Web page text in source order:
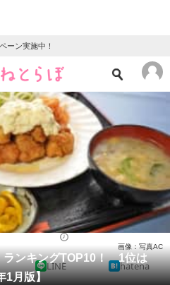
ーン実施中！
ニュース
クイズ
地域
教育・育児
リサーチ
ランキングTOP10！ 1位は
1月版】
画像：写真AC
LINE hatena